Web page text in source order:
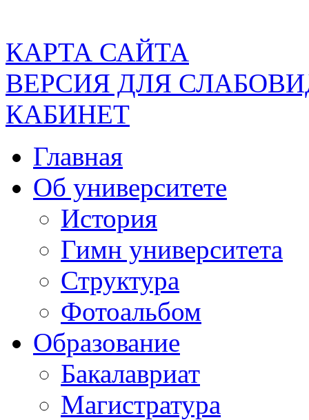
КАРТА САЙТА
ВЕРСИЯ ДЛЯ
КАБИНЕТ
Главная
Об университете
История
Гимн университета
Структура
Фотоальбом
Образование
Бакалавриат
Магистратура